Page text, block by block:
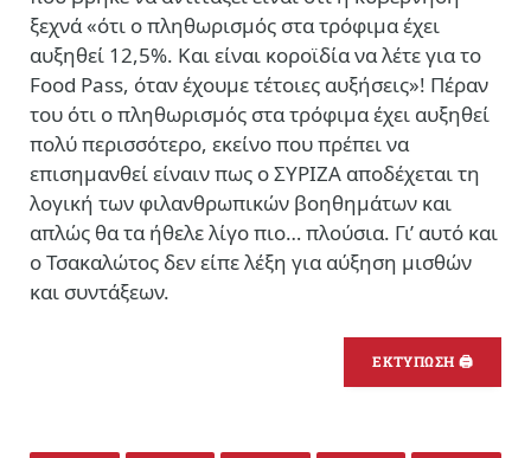
ξεχνά «ότι ο πληθωρισμός στα τρόφιμα έχει
αυξηθεί 12,5%. Και είναι κοροϊδία να λέτε για το
Food Pass, όταν έχουμε τέτοιες αυξήσεις»! Πέραν
του ότι ο πληθωρισμός στα τρόφιμα έχει αυξηθεί
πολύ περισσότερο, εκείνο που πρέπει να
επισημανθεί είναιν πως ο ΣΥΡΙΖΑ αποδέχεται τη
λογική των φιλανθρωπικών βοηθημάτων και
απλώς θα τα ήθελε λίγο πιο… πλούσια. Γι’ αυτό και
ο Τσακαλώτος δεν είπε λέξη για αύξηση μισθών
και συντάξεων.
ΕΚΤΥΠΩΣΗ 🖨